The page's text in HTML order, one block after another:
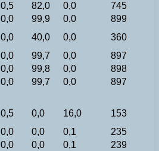
0,5 82,0 0,0
745
0,0 99,9 0,0
899
0,0 40,0 0,0
360
0,0 99,7 0,0
897
0,0 99,8 0,0
898
0,0 99,7 0,0
897
0,5 0,0 16,0
153
0,0 0,0 0,1
235
0,0 0,0 0,1
239